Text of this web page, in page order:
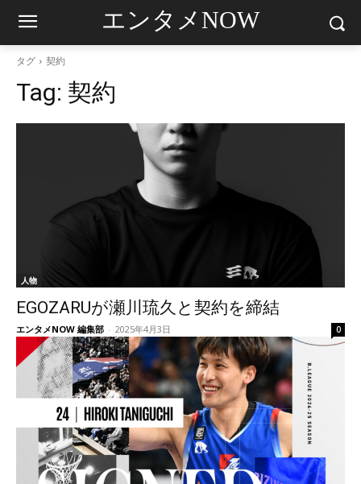
エンタメNOW
タグ 契約
Tag: 契約
人物
EGOZARUが瀬川琉久と契約を締結
エンタメNOW 編集部 - 2025年4月3日 0